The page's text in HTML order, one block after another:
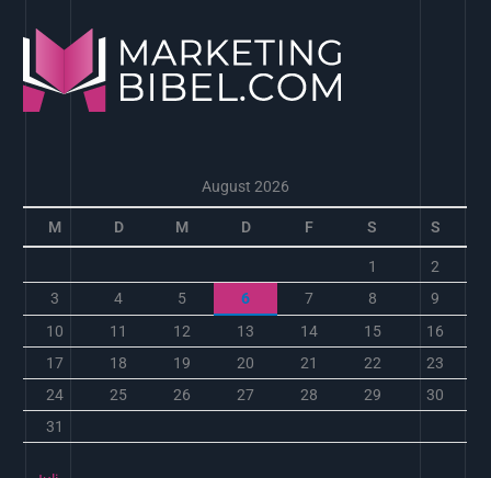
August 2026
M D M D F S S
1
2
3
4 5 6 7 8
9
10
11 12 13 14 15
16
17
18 19 20 21 22
23
24
25 26 27 28 29
30
31